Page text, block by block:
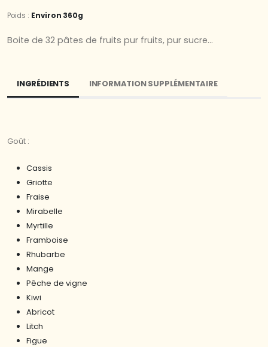
Poids : Environ 360g
Boite de 32 pâtes de fruits pur fruits, pur sucre...
INGRÉDIENTS INFORMATION SUPPLÉMENTAIRE
Goût :
Cassis
Griotte
Fraise
Mirabelle
Myrtille
Framboise
Rhubarbe
Mange
Pêche de vigne
Kiwi
Abricot
Litch
Figue